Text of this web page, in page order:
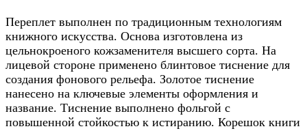
Переплет выполнен по традиционным технологиям
книжного искусства. Основа изготовлена из
цельнокроеного кожзаменителя высшего сорта. На
лицевой стороне применено блинтовое тиснение для
создания фонового рельефа. Золотое тиснение
нанесено на ключевые элементы оформления и
название. Тиснение выполнено фольгой с
повышенной стойкостью к истиранию. Корешок книги